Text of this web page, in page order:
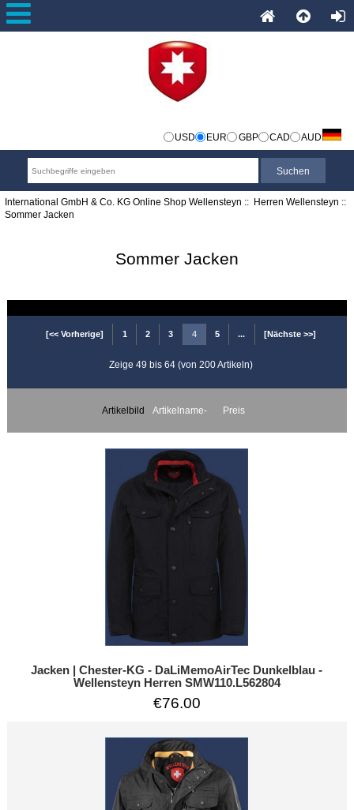
USD EUR GBP CAD AUD
International GmbH & Co. KG Online Shop Wellensteyn :: Herren Wellensteyn ::
Sommer Jacken
Sommer Jacken
[<< Vorherige] 1 2 3 4 5 ... [Nächste >>]
Zeige 49 bis 64 (von 200 Artikeln)
Artikelbild Artikelname- Preis
Jacken | Chester-KG - DaLiMemoAirTec Dunkelblau -
Wellensteyn Herren SMW110.L562804
€76.00